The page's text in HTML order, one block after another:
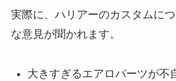
実際に、ハリアーのカスタムに
な意見が聞かれます。
大きすぎるエアロパーツが不